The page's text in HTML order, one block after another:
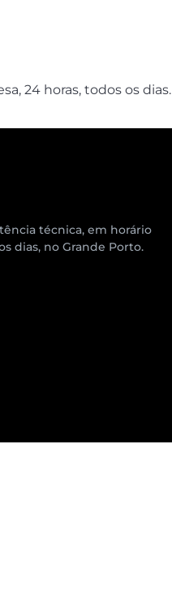
24 horas, todos os dias.
técnica, em horário
dias, no Grande Porto.